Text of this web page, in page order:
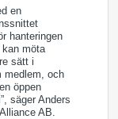
en
hanteringen
möta
sätt i
medlem, och
öppen
säger Anders
AB.